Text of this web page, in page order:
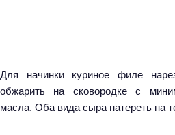
Для начинки куриное филе
обжарить на сковородке с
масла. Оба вида сыра натереть на